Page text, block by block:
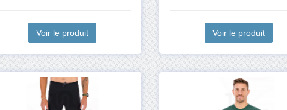
Voir le produit Voir le produit